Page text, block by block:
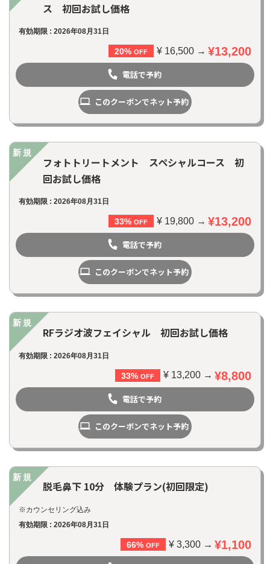
ス 初回お試し価格
有効期限 : 2026年08月31日
20% OFF ¥ 16,500 → ¥13,200
電話で予約
このクーポンでネット予約
新規
フォトトリートメント スペシャルコース 初
回お試し価格
有効期限 : 2026年08月31日
33% OFF ¥ 19,800 → ¥13,200
電話で予約
このクーポンでネット予約
新規
RFラジオ波フェイシャル 初回お試し価格
有効期限 : 2026年08月31日
33% OFF ¥ 13,200 → ¥8,800
電話で予約
このクーポンでネット予約
新規
脱毛鼻下 10分 体験プラン(初回限定)
※カウンセリング込み
有効期限 : 2026年08月31日
66% OFF ¥ 3,300 → ¥1,100